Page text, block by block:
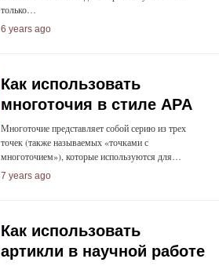
только…
6 years ago
Как использовать
многоточия в стиле APA
Многоточие представляет собой серию из трех
точек (также называемых «точками с
многоточием»), которые используются для…
7 years ago
Как использовать
артикли в научной работе